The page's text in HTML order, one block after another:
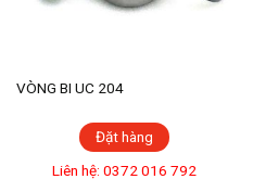
VÒNG BI UC 204
Đặt hàng
Liên hệ: 0372 016 792